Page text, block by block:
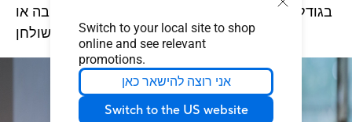
Switch to your local site to shop
online and see relevant
promotions.
אני רוצה להישאר כאן
Switch to the US website
בגודל 1/4 אינץ ', מאפשר לך להרכיב בקלות חצובה או
מערכת הרכבה לשולחן.